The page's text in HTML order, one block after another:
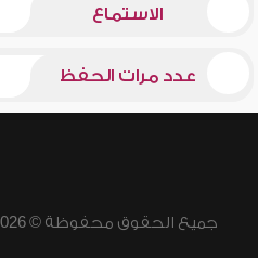
الاستماع
عدد مرات الحفظ
جميع الحقوق محفوظة © 2026 - 1998 لشبكة إسلام ويب